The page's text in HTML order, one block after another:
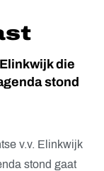
die
stond
v.v. Elinkwijk
stond gaat